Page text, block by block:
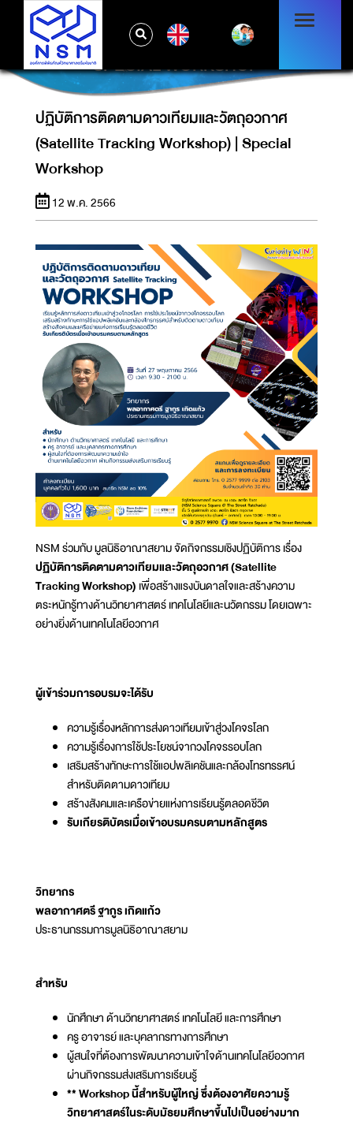
ปฏิบัติการติดตามดาวเทียมและวัตถุอวกาศ
(SATELLITE TRACKING WORKSHOP) |
SPECIAL WORKSHOP
ปฏิบัติการติดตามดาวเทียมและวัตถุอวกาศ
(Satellite Tracking Workshop) | Special
Workshop
12 พ.ค. 2566
NSM ร่วมกับ มูลนิธิอาณาสยาม จัดกิจกรรมเชิงปฏิบัติการ เรื่อง
ปฏิบัติการติดตามดาวเทียมและวัตถุอวกาศ (Satellite
Tracking Workshop) เพื่อสร้างแรงบันดาลใจและสร้างความ
ตระหนักรู้ทางด้านวิทยาศาสตร์ เทคโนโลยีและนวัตกรรม โดยเฉพาะ
อย่างยิ่งด้านเทคโนโลยีอวกาศ
ผู้เข้าร่วมการอบรมจะได้รับ
ความรู้เรื่องหลักการส่งดาวเทียมเข้าสู่วงโคจรโลก
ความรู้เรื่องการใช้ประโยชน์จากวงโคจรรอบโลก
เสริมสร้างทักษะการใช้แอปพลิเคชันและกล้องโทรทรรศน์
สำหรับติดตามดาวเทียม
สร้างสังคมและเครือข่ายแห่งการเรียนรู้ตลอดชีวิต
รับเกียรติบัตรเมื่อเข้าอบรมครบตามหลักสูตร
วิทยากร
พลอากาศตรี ฐากูร เกิดแก้ว
ประธานกรรมการมูลนิธิอาณาสยาม
สำหรับ
นักศึกษา ด้านวิทยาศาสตร์ เทคโนโลยี และการศึกษา
ครู อาจารย์ และบุคลากรทางการศึกษา
ผู้สนใจที่ต้องการพัฒนาความเข้าใจด้านเทคโนโลยีอวกาศ
ผ่านกิจกรรมส่งเสริมการเรียนรู้
** Workshop นี้สำหรับผู้ใหญ่ ซึ่งต้องอาศัยความรู้
วิทยาศาสตร์ในระดับมัธยมศึกษาขึ้นไปเป็นอย่างมาก